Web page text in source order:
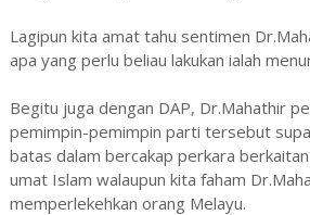
Lagipun kita amat tahu sentimen
apa yang perlu beliau lakukan ialah
Begitu juga dengan DAP, Dr.Mahathir
pemimpin-pemimpin parti tersebut
batas dalam bercakap perkara
umat Islam walaupun kita faham
memperlekehkan orang Melayu.